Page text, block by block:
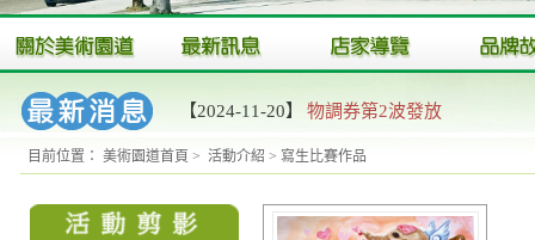
【2024-11-20】 物調券第2波發放
目前位置： 美術園道首頁 > 活動介紹 > 寫生比賽作品